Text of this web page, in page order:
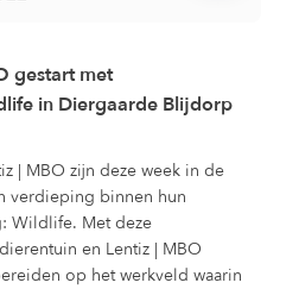
gestart met
in Diergaarde Blijdorp
| MBO zijn deze week in de
verdieping binnen hun
Wildlife. Met deze
en Lentiz | MBO
op het werkveld waarin